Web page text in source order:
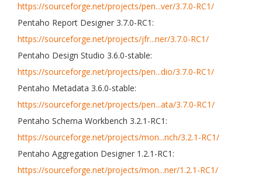
https://sourceforge.net/projects/pen...ver/3.7.0-RC1/
Pentaho Report Designer 3.7.0-RC1:
https://sourceforge.net/projects/jfr...ner/3.7.0-RC1/
Pentaho Design Studio 3.6.0-stable:
https://sourceforge.net/projects/pen...dio/3.7.0-RC1/
Pentaho Metadata 3.6.0-stable:
https://sourceforge.net/projects/pen...ata/3.7.0-RC1/
Pentaho Schema Workbench 3.2.1-RC1:
https://sourceforge.net/projects/mon...nch/3.2.1-RC1/
Pentaho Aggregation Designer 1.2.1-RC1:
https://sourceforge.net/projects/mon...ner/1.2.1-RC1/